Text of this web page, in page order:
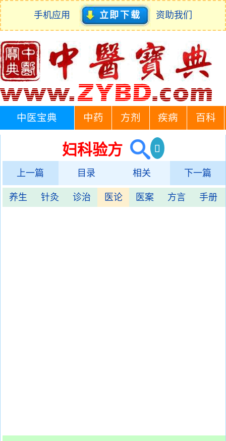
手机应用 立即下载 资助我们
中医宝典 中药 方剂 疾病 百科
妇科验方
上一篇 目录 相关 下一篇
养生 针灸 诊治 医论 医案 方言 手册